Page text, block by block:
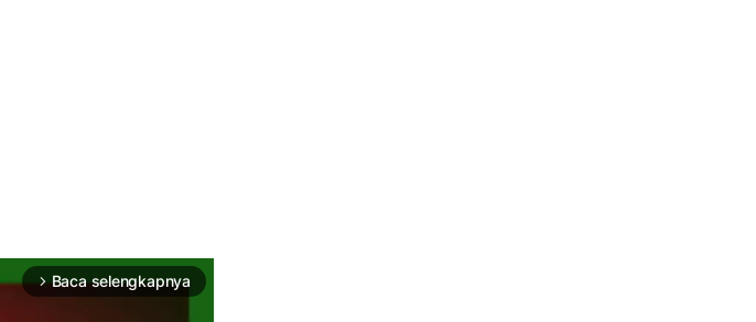
arrow_forward_ios Baca selengkapnya